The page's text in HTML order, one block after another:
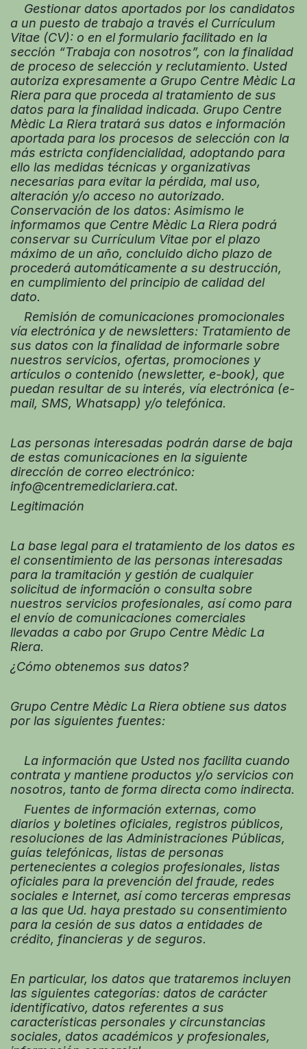
Gestionar datos aportados por los candidatos
a un puesto de trabajo a través el Currículum
Vitae (CV): o en el formulario facilitado en la
sección “Trabaja con nosotros”, con la finalidad
de proceso de selección y reclutamiento. Usted
autoriza expresamente a Grupo Centre Mèdic La
Riera para que proceda al tratamiento de sus
datos para la finalidad indicada. Grupo Centre
Mèdic La Riera tratará sus datos e información
aportada para los procesos de selección con la
más estricta confidencialidad, adoptando para
ello las medidas técnicas y organizativas
necesarias para evitar la pérdida, mal uso,
alteración y/o acceso no autorizado.
Conservación de los datos: Asimismo le
informamos que Centre Mèdic La Riera podrá
conservar su Currículum Vitae por el plazo
máximo de un año, concluido dicho plazo de
procederá automáticamente a su destrucción,
en cumplimiento del principio de calidad del
dato.
Remisión de comunicaciones promocionales
vía electrónica y de newsletters: Tratamiento de
sus datos con la finalidad de informarle sobre
nuestros servicios, ofertas, promociones y
artículos o contenido (newsletter, e-book), que
puedan resultar de su interés, vía electrónica (e-
mail, SMS, Whatsapp) y/o telefónica.
Las personas interesadas podrán darse de baja
de estas comunicaciones en la siguiente
dirección de correo electrónico:
info@centremediclariera.cat.
Legitimación
La base legal para el tratamiento de los datos es
el consentimiento de las personas interesadas
para la tramitación y gestión de cualquier
solicitud de información o consulta sobre
nuestros servicios profesionales, así como para
el envío de comunicaciones comerciales
llevadas a cabo por Grupo Centre Mèdic La
Riera.
¿Cómo obtenemos sus datos?
Grupo Centre Mèdic La Riera obtiene sus datos
por las siguientes fuentes:
La información que Usted nos facilita cuando
contrata y mantiene productos y/o servicios con
nosotros, tanto de forma directa como indirecta.
Fuentes de información externas, como
diarios y boletines oficiales, registros públicos,
resoluciones de las Administraciones Públicas,
guías telefónicas, listas de personas
pertenecientes a colegios profesionales, listas
oficiales para la prevención del fraude, redes
sociales e Internet, así como terceras empresas
a las que Ud. haya prestado su consentimiento
para la cesión de sus datos a entidades de
crédito, financieras y de seguros.
En particular, los datos que trataremos incluyen
las siguientes categorías: datos de carácter
identificativo, datos referentes a sus
características personales y circunstancias
sociales, datos académicos y profesionales,